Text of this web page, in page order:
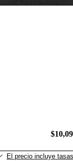
El precio incluye tasas